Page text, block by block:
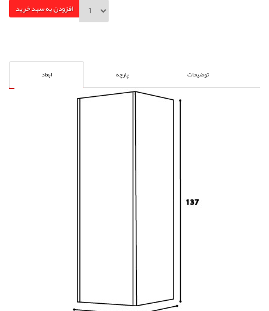
افزودن به سبد خرید
توضیحات پارچه ابعاد